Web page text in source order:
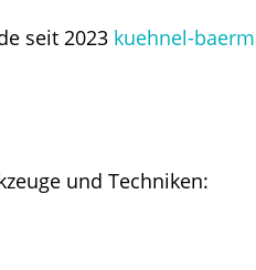
seit 2023 kuehnel-